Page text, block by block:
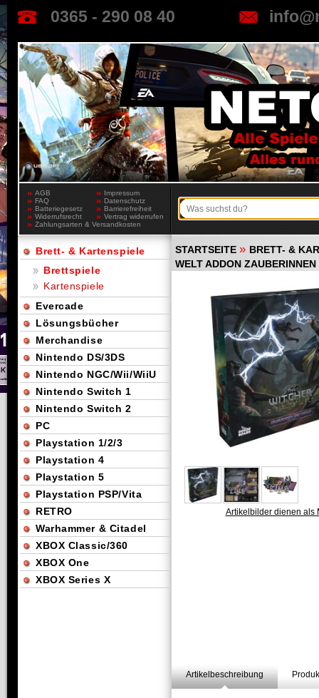
0365 - 290 08 40
AGB
Impressum
FAQ
Datenschutz
Batteriegesetz
Barrierefreiheit
Widerrufsrecht
Vertrag widerrufen
Zahlungsarten & Versandkosten
STARTSEITE » BRETT- &
WELT ADDON ZAUBERINNEN
Artikelbilder dienen als
Artikelbeschreibung
Brett- & Kartenspiele
Brettspiele
Kartenspiele
Evercade
Lösungsbücher
Merchandise
Nintendo DS/3DS
Nintendo NGC/Wii/WiiU
Nintendo Switch 1
Nintendo Switch 2
PC
Playstation 1/2/3
Playstation 4
Playstation 5
Playstation PSP/Vita
RETRO
Warhammer & Citadel
XBOX Classic/360
XBOX One
XBOX Series X